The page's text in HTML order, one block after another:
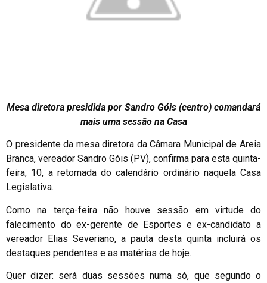
Mesa diretora presidida por Sandro Góis (centro) comandará
mais uma sessão na Casa
O presidente da mesa diretora da Câmara Municipal de Areia
Branca, vereador Sandro Góis (PV), confirma para esta quinta-
feira, 10, a retomada do calendário ordinário naquela Casa
Legislativa.
Como na terça-feira não houve sessão em virtude do
falecimento do ex-gerente de Esportes e ex-candidato a
vereador Elias Severiano, a pauta desta quinta incluirá os
destaques pendentes e as matérias de hoje.
Quer dizer: será duas sessões numa só, que segundo o